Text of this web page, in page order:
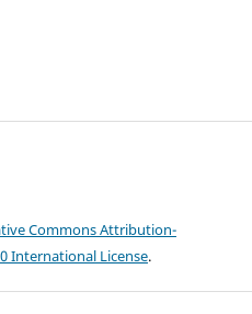
Commons Attribution-
International License.